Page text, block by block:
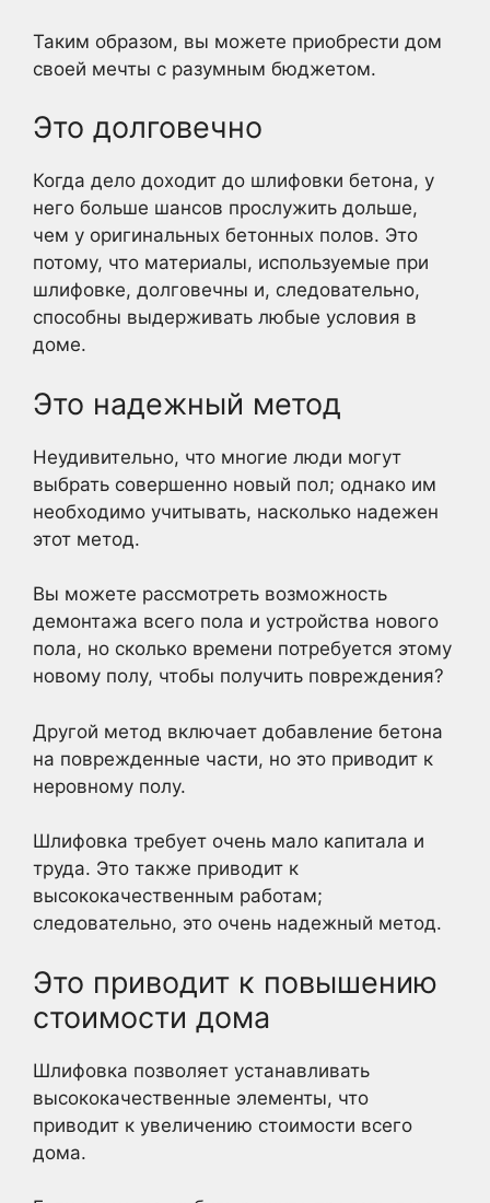
Таким образом, вы можете приобрести дом
своей мечты с разумным бюджетом.
Это долговечно
Когда дело доходит до шлифовки бетона, у
него больше шансов прослужить дольше,
чем у оригинальных бетонных полов. Это
потому, что материалы, используемые при
шлифовке, долговечны и, следовательно,
способны выдерживать любые условия в
доме.
Это надежный метод
Неудивительно, что многие люди могут
выбрать совершенно новый пол; однако им
необходимо учитывать, насколько надежен
этот метод.
Вы можете рассмотреть возможность
демонтажа всего пола и устройства нового
пола, но сколько времени потребуется этому
новому полу, чтобы получить повреждения?
Другой метод включает добавление бетона
на поврежденные части, но это приводит к
неровному полу.
Шлифовка требует очень мало капитала и
труда. Это также приводит к
высококачественным работам;
следовательно, это очень надежный метод.
Это приводит к повышению
стоимости дома
Шлифовка позволяет устанавливать
высококачественные элементы, что
приводит к увеличению стоимости всего
дома.